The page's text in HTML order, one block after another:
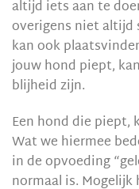
altijd iets aan te
overigens niet altijd
kan ook
jouw hond piept,
blijheid zijn.
Een hond die piept,
Wat we hiermee
in de opvoeding
normaal is.